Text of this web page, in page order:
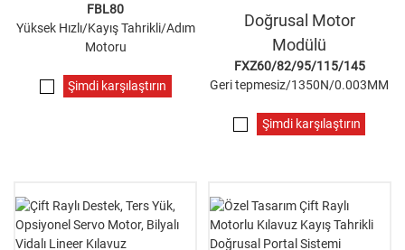
FBL80
Yüksek Hızlı/Kayış Tahrikli/Adım
Motoru
Şimdi karşılaştırın
Doğrusal Motor
Modülü
FXZ60/82/95/115/145
Geri tepmesiz/1350N/0.003MM
Şimdi karşılaştırın